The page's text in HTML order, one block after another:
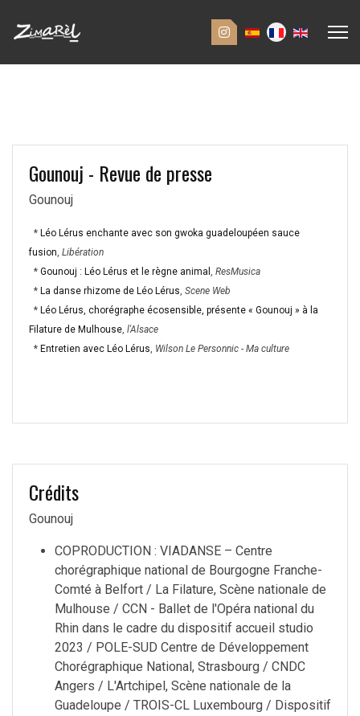
Gounouj - Revue de presse
Gounouj
* Léo Lérus enchante avec son gwoka guadeloupéen sauce
fusion, Libération
* Gounouj : Léo Lérus et le règne animal , ResMusica
* La danse rhizome de Léo Lérus, Scene Web
* Léo Lérus, chorégraphe écosensible, présente « Gounouj » à la
Filature de Mulhouse, l'Alsace
* Entretien avec Léo Lérus, Wilson Le Personnic - Ma culture
Crédits
Gounouj
COPRODUCTION : VIADANSE – Centre
chorégraphique national de Bourgogne Franche-
Comté à Belfort / La Filature, Scène nationale de
Mulhouse / CCN - Ballet de l'Opéra national du
Rhin dans le cadre du dispositif accueil studio
2023 / POLE-SUD Centre de Développement
Chorégraphique National, Strasbourg / CNDC
Angers / L'Artchipel, Scène nationale de la
Guadeloupe / TROIS-CL Luxembourg / Dispositif